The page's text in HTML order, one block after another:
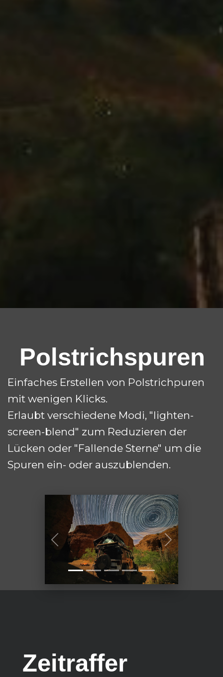
Polstrichspuren
Einfaches Erstellen von Polstrichpuren
mit wenigen Klicks.
Erlaubt verschiedene Modi, "lighten-
screen-blend" zum Reduzieren der
Lücken oder "Fallende Sterne" um die
Spuren ein- oder auszublenden.
Previous Next
Zeitraffer